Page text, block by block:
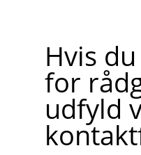
Hvis
for
udfyld